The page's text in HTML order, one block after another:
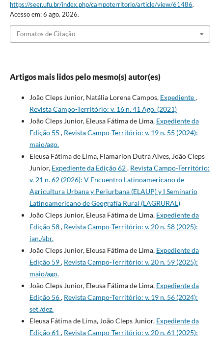
https://seer.ufu.br/index.php/campoterritorio/article/view/61486.
Acesso em: 6 ago. 2026.
Formatos de Citação
Artigos mais lidos pelo mesmo(s) autor(es)
João Cleps Junior, Natália Lorena Campos, Expediente,
Revista Campo-Território: v. 16 n. 41 Ago. (2021)
João Cleps Junior, Eleusa Fátima de Lima, Expediente da
Edição 55 , Revista Campo-Território: v. 19 n. 55 (2024):
maio/ago.
Eleusa Fátima de Lima, Flamarion Dutra Alves, João Cleps
Junior, Expediente da Edição 62, Revista Campo-Território:
v. 21 n. 62 (2026): V Encuentro Latinoamericano de
Agricultura Urbana y Periurbana (ELAUP) y I Seminario
Latinoamericano de Geografía Rural (LAGRURAL)
João Cleps Junior, Eleusa Fátima de Lima, Expediente da
Edição 58, Revista Campo-Território: v. 20 n. 58 (2025):
jan./abr.
João Cleps Junior, Eleusa Fátima de Lima, Expediente da
Edição 59, Revista Campo-Território: v. 20 n. 59 (2025):
maio/ago.
João Cleps Junior, Eleusa Fátima de Lima, Expediente da
Edição 56, Revista Campo-Território: v. 19 n. 56 (2024):
set./dez.
Eleusa Fátima de Lima, João Cleps Junior, Expediente da
Edição 61 , Revista Campo-Território: v. 20 n. 61 (2025):